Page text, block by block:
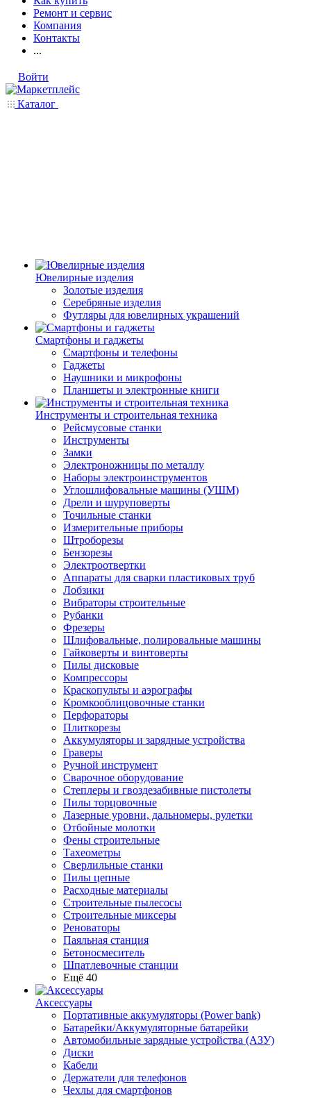
Ремонт и сервис
Компания
Контакты
...
Войти
Каталог
Ювелирные изделия
Золотые изделия
Серебряные изделия
Футляры для ювелирных украшений
Смартфоны и гаджеты
Смартфоны и телефоны
Гаджеты
Наушники и микрофоны
Планшеты и электронные книги
Инструменты и строительная техника
Рейсмусовые станки
Инструменты
Замки
Электроножницы по металлу
Наборы электроинструментов
Углошлифовальные машины (УШМ)
Дрели и шуруповерты
Точильные станки
Измерительные приборы
Штроборезы
Бензорезы
Электроотвертки
Аппараты для сварки пластиковых труб
Лобзики
Вибраторы строительные
Рубанки
Фрезеры
Шлифовальные, полировальные машины
Гайковерты и винтоверты
Пилы дисковые
Компрессоры
Краскопульты и аэрографы
Кромкооблицовочные станки
Перфораторы
Плиткорезы
Аккумуляторы и зарядные устройства
Граверы
Ручной инструмент
Сварочное оборудование
Степлеры и гвоздезабивные пистолеты
Пилы торцовочные
Лазерные уровни, дальномеры, рулетки
Отбойные молотки
Фены строительные
Тахеометры
Сверлильные станки
Пилы цепные
Расходные материалы
Строительные пылесосы
Строительные миксеры
Реноваторы
Паяльная станция
Бетоносмеситель
Шпатлевочные станции
Ещё 40
Аксессуары
Портативные аккумуляторы (Power bank)
Батарейки/Аккумуляторные батарейки
Автомобильные зарядные устройства (АЗУ)
Диски
Кабели
Держатели для телефонов
Чехлы для смартфонов